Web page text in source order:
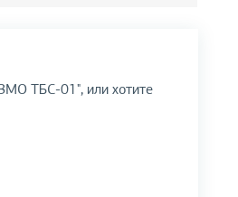
ТБС-01", или хотите